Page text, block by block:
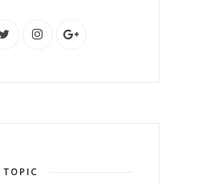
TOPIC